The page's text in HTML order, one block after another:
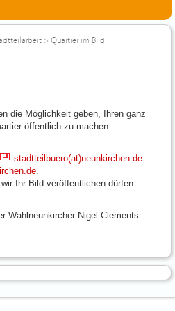
> Quartier im Bild
die Möglichkeit geben, Ihren ganz
öffentlich zu machen.
stadtteilbuero(at)neunkirchen.de
Ihr Bild veröffentlichen dürfen.
Wahlneunkircher Nigel Clements